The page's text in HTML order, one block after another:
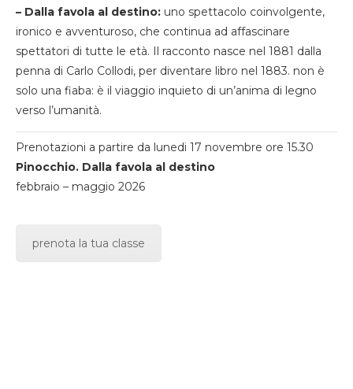
– Dalla favola al destino: uno spettacolo coinvolgente,
ironico e avventuroso, che continua ad affascinare
spettatori di tutte le età. Il racconto nasce nel 1881 dalla
penna di Carlo Collodi, per diventare libro nel 1883. non è
solo una fiaba: è il viaggio inquieto di un’anima di legno
verso l’umanità.
Prenotazioni a partire da lunedi 17 novembre ore 15.30
Pinocchio. Dalla favola al destino
febbraio – maggio 2026
prenota la tua classe